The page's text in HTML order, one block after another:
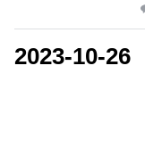
2023-10-26